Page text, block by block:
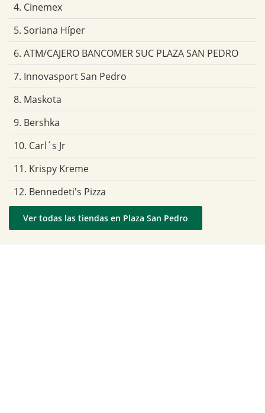
4. Cinemex
5. Soriana Híper
6. ATM/CAJERO BANCOMER SUC PLAZA SAN PEDRO
7. Innovasport San Pedro
8. Maskota
9. Bershka
10. Carl´s Jr
11. Krispy Kreme
12. Bennedeti's Pizza
Ver todas las tiendas en Plaza San Pedro